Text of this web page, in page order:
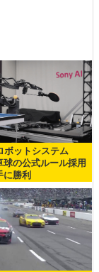
ボットシステム
球の公式ルール採用
に勝利